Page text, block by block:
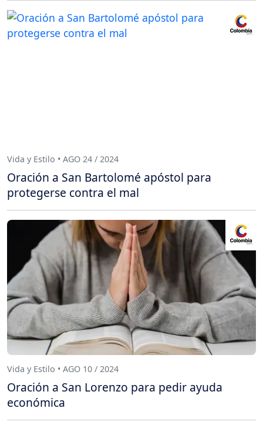
Vida y Estilo • AGO 24 / 2024
Oración a San Bartolomé apóstol para
protegerse contra el mal
Vida y Estilo • AGO 10 / 2024
Oración a San Lorenzo para pedir ayuda
económica